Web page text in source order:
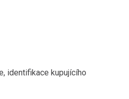
identifikace kupujícího